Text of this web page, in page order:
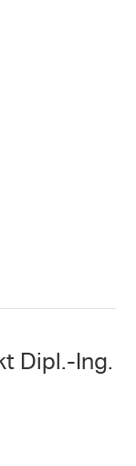
Dipl.-Ing.